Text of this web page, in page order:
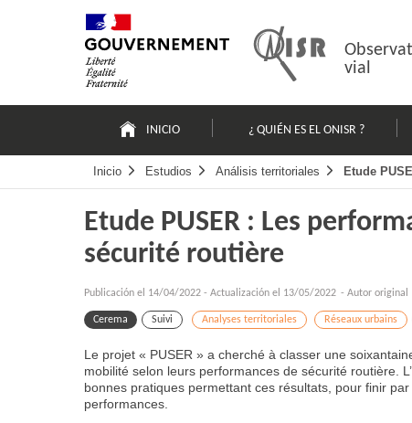
vial
principale
INICIO ¿ QUIÉN ES EL ONISR ?
Inicio Estudios Análisis territoriales Etude
Etude PUSER : Les
sécurité routière
Publicación el 14/04/2022 - Actualización el 13/05/2022 - Autor
Cerema Suivi Analyses territoriales Réseaux urbains
Le projet « PUSER » a cherché à classer une
mobilité selon leurs performances de sécurité routière.
bonnes pratiques permettant ces résultats, pour finir
performances.